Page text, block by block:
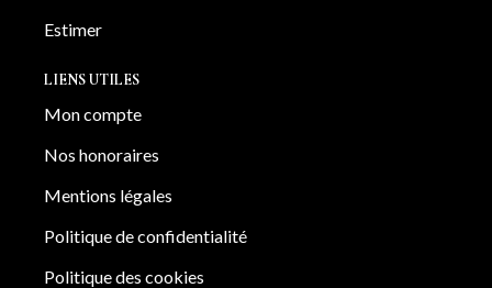
Estimer
LIENS UTILES
Mon compte
Nos honoraires
Mentions légales
Politique de confidentialité
Politique des cookies